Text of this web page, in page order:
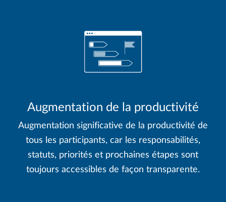
Augmentation de la productivité
Augmentation significative de la productivité de
tous les participants, car les responsabilités,
statuts, priorités et prochaines étapes sont
toujours accessibles de façon transparente.